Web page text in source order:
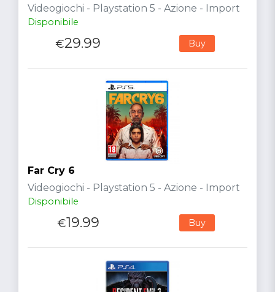
Videogiochi - Playstation 5 - Azione - Import
Disponibile
€29.99 Buy
Far Cry 6
Videogiochi - Playstation 5 - Azione - Import
Disponibile
€19.99 Buy